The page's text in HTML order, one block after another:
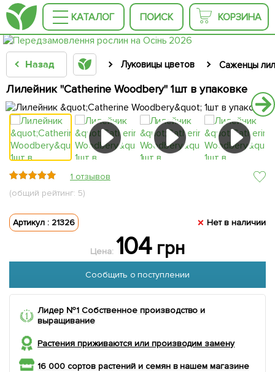
КАТАЛОГ ПОИСК КОРЗИНА
Назад Луковицы цветов Саженцы
Лилейник "Catherine Woodbery" 1шт в упаковке
1 отзывов
(общий рейтинг: 5)
Артикул : 21326 Нет в наличии
Цена: 104грн
Сообщить о поступлении
Лидер №1 Собственное производство и
выращивание
Растения приживаются или производим замену
16 000 сортов растений и семян в нашем магазине